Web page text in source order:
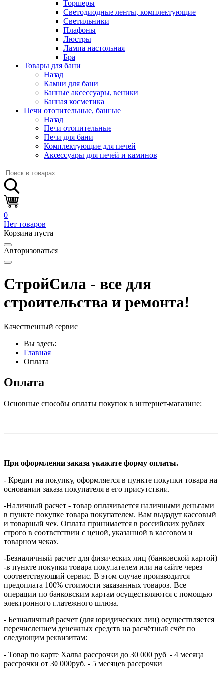
Торшеры
Светодиодные ленты, комплектующие
Светильники
Плафоны
Люстры
Лампа настольная
Бра
Товары для бани
Назад
Камни для бани
Банные аксессуары, веники
Банная косметика
Печи отопительные, банные
Назад
Печи отопительные
Печи для бани
Комплектующие для печей
Аксессуары для печей и каминов
0
Нет товаров
Корзина пуста
Авторизоваться
СтройСила - все для
строительства и ремонта!
Качественный сервис
Вы здесь:
Главная
Оплата
Оплата
Основные способы оплаты покупок в интернет-магазине:
При оформлении заказа укажите форму оплаты.
- Кредит на покупку, оформляется в пункте покупки товара на
основании заказа покупателя в его присутствии.
-Наличный расчет - товар оплачивается наличными деньгами
в пункте покупке товара покупателем. Вам выдадут кассовый
и товарный чек. Оплата принимается в российских рублях
строго в соответствии с ценой, указанной в кассовом и
товарном чеках.
-Безналичный расчет для физических лиц (банковской картой)
-в пункте покупки товара покупателем или на сайте через
соответствующий сервис. В этом случае производится
предоплата 100% стоимости заказанных товаров. Все
операции по банковским картам осуществляются с помощью
электронного платежного шлюза.
- Безналичный расчет (для юридических лиц) осуществляется
перечислением денежных средств на расчётный счёт по
следующим реквизитам:
- Товар по карте Халва рассрочки до 30 000 руб. - 4 месяца
рассрочки от 30 000руб. - 5 месяцев рассрочки